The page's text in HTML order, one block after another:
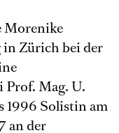
Morenike
in Zürich bei der
Prof. Mag. U.
1996 Solistin am
an der